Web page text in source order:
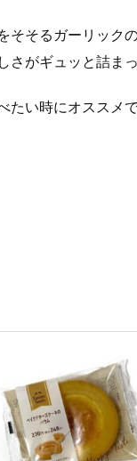
そそるガーリックの
さがギュッと詰ま
たい時にオススメで